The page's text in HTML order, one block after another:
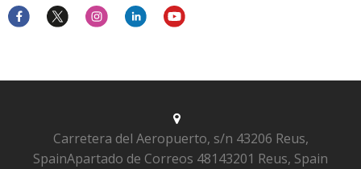
Carretera del Aeropuerto, s/n 43206 Reus,
SpainApartado de Correos 48143201 Reus, Spain